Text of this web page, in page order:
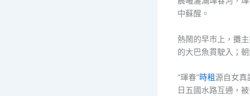
中蘇醒。
熱鬧的早市上，攤
的大巴魚貫駛入；
“琿春”時租 源自女真
日五國水路互通，